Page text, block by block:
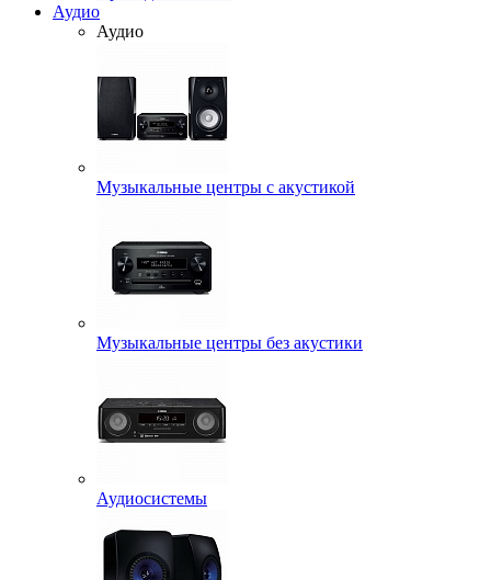
Аудио
Аудио
Музыкальные центры с акустикой
Музыкальные центры без акустики
Аудиосистемы